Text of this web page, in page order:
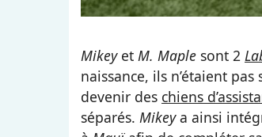
Mikeyet M. Maple sont 2
naissance, ils n’étaient
devenir des chiens
séparés. Mikeya ainsi